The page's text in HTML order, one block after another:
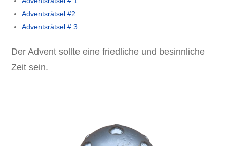
Adventsrätsel #2
Adventsrätsel # 3
Der Advent sollte eine friedliche und besinnliche
Zeit sein.